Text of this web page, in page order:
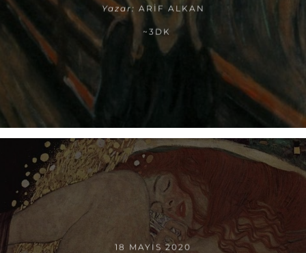
Yazar: ARIF ALKAN
~3DK
18 MAYIS 2020